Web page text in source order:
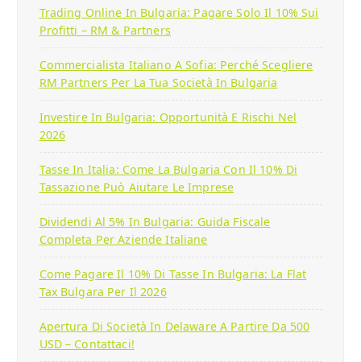
Trading Online In Bulgaria: Pagare Solo Il 10% Sui
Profitti – RM & Partners
Commercialista Italiano A Sofia: Perché Scegliere
RM Partners Per La Tua Società In Bulgaria
Investire In Bulgaria: Opportunità E Rischi Nel
2026
Tasse In Italia: Come La Bulgaria Con Il 10% Di
Tassazione Può Aiutare Le Imprese
Dividendi Al 5% In Bulgaria: Guida Fiscale
Completa Per Aziende Italiane
Come Pagare Il 10% Di Tasse In Bulgaria: La Flat
Tax Bulgara Per Il 2026
Apertura Di Società In Delaware A Partire Da 500
USD – Contattaci!